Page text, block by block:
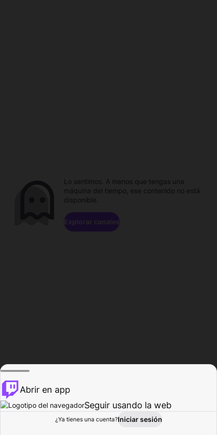
Explorar Actividad
Lo sentimos. A menos que tengas una
máquina del tiempo, ese contenido no está
disponible.
Explorar canales
Abrir en app
Seguir usando la web
¿Ya tienes una cuenta?Iniciar sesión